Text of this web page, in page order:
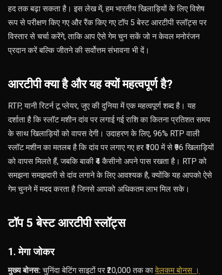
हद तक बढ़ा सकता है। इस लेख में, हम भारतीय खिलाड़ियों के लिए विशेष
रूप से परीक्षण किए गए और रैंक किए गए टॉप 5 बेस्ट आरटीपी स्लॉट्स पर
विस्तार से चर्चा करेंगे, ताकि आप ऐसे गेम चुन सकें जो न केवल मनोरंजन
प्रदान करें बल्कि जीतने की सर्वोत्तम संभावना भी दें।
आरटीपी क्या है और यह क्यों महत्वपूर्ण है?
RTP, यानी रिटर्न टू प्लेयर, जुए की दुनिया में एक महत्वपूर्ण शब्द है। यह
दर्शाता है कि स्लॉट मशीन दांव पर लगाई गई राशि का कितना प्रतिशत समय
के साथ खिलाड़ियों को वापस देगी। उदाहरण के लिए, 96% RTP वाली
स्लॉट मशीन का मतलब है कि दांव पर लगाए गए हर ₹100 में से ₹96 खिलाड़ियों
को वापस मिलते हैं, जबकि बाकी ₹4 कैसीनो अपने पास रखता है। RTP को
समझना समझदारी से दांव लगाने के लिए आवश्यक है, क्योंकि यह आपको ऐसे
गेम चुनने में मदद करता है जिनसे आपको अधिकतम लाभ मिल सके।
टॉप 5 बेस्ट आरटीपी स्लॉट्स
1. मेगा जोकर
मुख्य बोनस: चुनिंदा बेटिंग साइटों पर ₹20,000 तक कावेलकम बोनस ।